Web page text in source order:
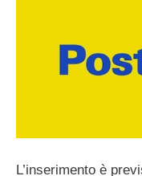
L’inserimento è